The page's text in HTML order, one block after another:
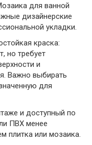
для ванной
дизайнерские
укладки.
краска:
но требует
и
Важно выбирать
для
и доступный по
ПВХ менее
плитка или мозаика.